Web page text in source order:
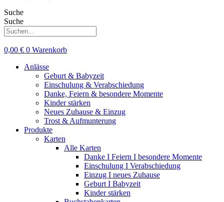
Suche
Suche
0,00 € 0 Warenkorb
Anlässe
Geburt & Babyzeit
Einschulung & Verabschiedung
Danke, Feiern & besondere Momente
Kinder stärken
Neues Zuhause & Einzug
Trost & Aufmunterung
Produkte
Karten
Alle Karten
Danke I Feiern I besondere Momente
Einschulung I Verabschiedung
Einzug I neues Zuhause
Geburt I Babyzeit
Kinder stärken